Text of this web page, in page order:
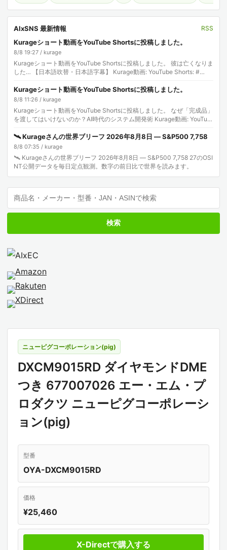
AIxSNS 最新情報 RSS
Kurageショート動画をYouTube Shortsに投稿しました。
8/8 19:27 / kurage
Kurageショート動画をYouTube Shortsに投稿しました。 彼は亡くなりま
した… 【日本語吹替・日本語字幕】 Kurage動画: YouTube Shorts: #…
Kurageショート動画をYouTube Shortsに投稿しました。
8/8 11:26 / kurage
Kurageショート動画をYouTube Shortsに投稿しました。 なぜ「完成品」
を渡してはいけないのか？AI時代のシステム開発術 Kurage動画: YouTub
🛰️ Kurageさんの世界ブリーフ 2026年8月8日 — S&P500 7,758
8/8 07:35 / kurage
🛰️ Kurageさんの世界ブリーフ 2026年8月8日 — S&P500 7,758 27のOSI
NT公開データを毎日定点観測。数字の前日比で世界を読みます。
検索
ニューピグコーポレーション(pig)
DXCM9015RD ダイヤモンドDME
つき 677007026 エー・エム・プ
ロダクツ ニューピグコーポレーシ
ョン(pig)
型番
OYA-DXCM9015RD
価格
¥25,460
X-Directで購入する